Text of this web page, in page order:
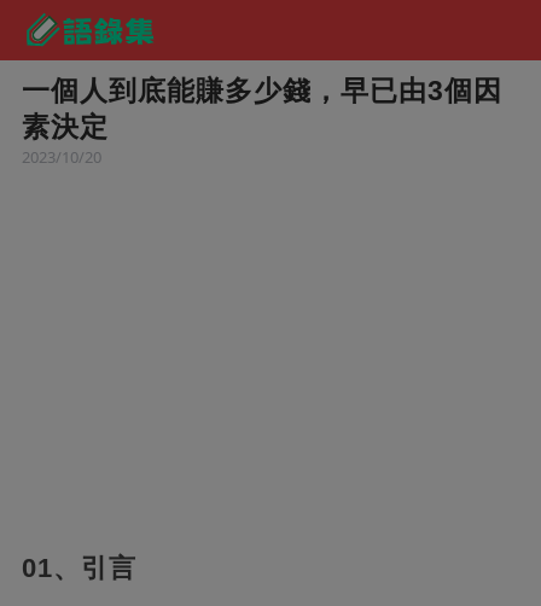
一個人到底能賺多少錢，早已由3個因
素決定
2023/10/20
01、引言